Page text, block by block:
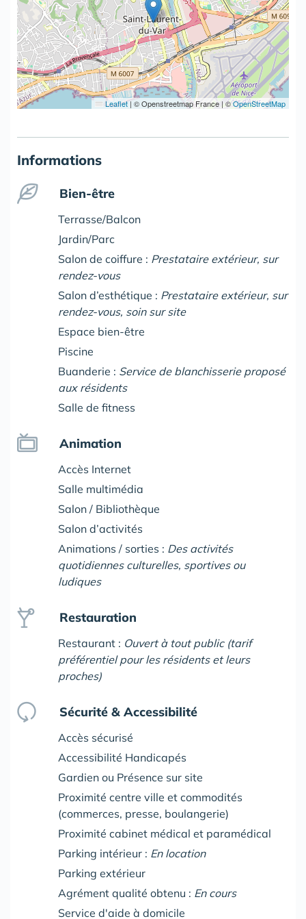
Leaflet |© Openstreetmap France | ©OpenStreetMap
Informations
Bien-être
Terrasse/Balcon
Jardin/Parc
Salon de coiffure : Prestataire extérieur, sur
rendez-vous
Salon d’esthétique : Prestataire extérieur, sur
rendez-vous, soin sur site
Espace bien-être
Piscine
Buanderie : Service de blanchisserie proposé
aux résidents
Salle de fitness
Animation
Accès Internet
Salle multimédia
Salon / Bibliothèque
Salon d’activités
Animations / sorties : Des activités
quotidiennes culturelles, sportives ou
ludiques
Restauration
Restaurant : Ouvert à tout public (tarif
préférentiel pour les résidents et leurs
proches)
Sécurité & Accessibilité
Accès sécurisé
Accessibilité Handicapés
Gardien ou Présence sur site
Proximité centre ville et commodités
(commerces, presse, boulangerie)
Proximité cabinet médical et paramédical
Parking intérieur : En location
Parking extérieur
Agrément qualité obtenu : En cours
Service d'aide à domicile